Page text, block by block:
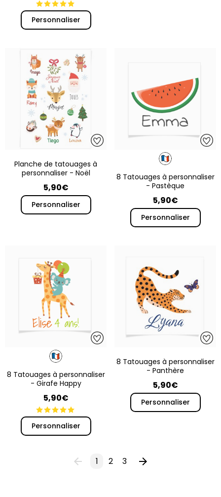
Personnaliser
Planche de tatouages à
personnaliser - Noël
5,90€
Personnaliser
8 Tatouages à personnaliser
- Pastèque
5,90€
Personnaliser
8 Tatouages à personnaliser
- Girafe Happy
5,90€
Personnaliser
8 Tatouages à personnaliser
- Panthère
5,90€
Personnaliser
1 2 3